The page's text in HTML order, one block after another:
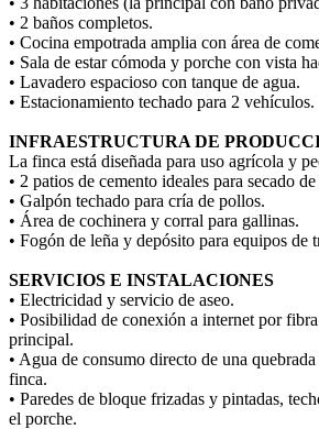
• 2 baños completos.
• Cocina empotrada amplia con área de
• Sala de estar cómoda y porche con vista
• Lavadero espacioso con tanque de agua.
• Estacionamiento techado para 2 vehículos.
INFRAESTRUCTURA DE
La finca está diseñada para uso agrícola y
• 2 patios de cemento ideales para secado de
• Galpón techado para cría de pollos.
• Área de cochinera y corral para gallinas.
• Fogón de leña y depósito para equipos de
SERVICIOS E INSTALACIONES
• Electricidad y servicio de aseo.
• Posibilidad de conexión a internet por
principal.
• Agua de consumo directo de una
finca.
• Paredes de bloque frizadas y pintadas,
el porche.